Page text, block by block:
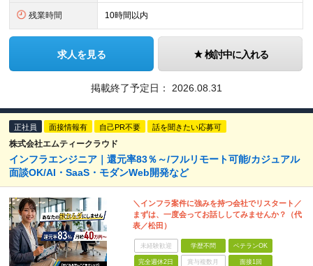
残業時間 10時間以内
求人を見る 検討中に入れる
掲載終了予定日： 2026.08.31
正社員 面接情報有 自己PR不要 話を聞きたい応募可
株式会社エムティークラウド
インフラエンジニア｜還元率83％～/フルリモート可能/カジュアル
面談OK/AI・SaaS・モダンWeb開発など
＼インフラ案件に強みを持つ会社でリスタート／
まずは、一度会ってお話ししてみませんか？（代
表／松田）
未経験歓迎 学歴不問 ベテランOK
完全週休2日 賞与複数月 面接1回